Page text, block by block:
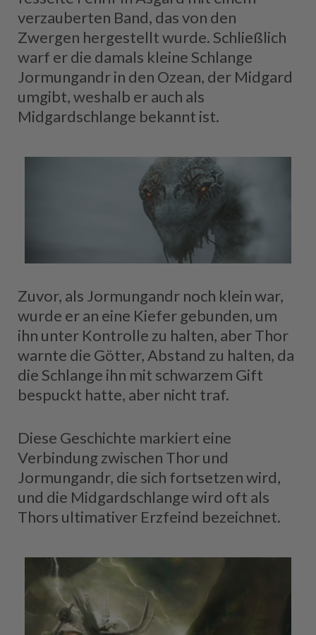
verzauberten Band, das von den
Zwergen hergestellt wurde. Schließlich
warf er die damals kleine Schlange
Jormungandr in den Ozean, der Midgard
umgibt, weshalb er auch als
Midgardschlange bekannt ist.
Zuvor, als Jormungandr noch klein war,
wurde er an eine Kiefer gebunden, um
ihn unter Kontrolle zu halten, aber Thor
warnte die Götter, Abstand zu halten, da
die Schlange ihn mit schwarzem Gift
bespuckt hatte, aber nicht traf.
Diese Geschichte markiert eine
Verbindung zwischen Thor und
Jormungandr, die sich fortsetzen wird,
und die Midgardschlange wird oft als
Thors ultimativer Erzfeind bezeichnet.